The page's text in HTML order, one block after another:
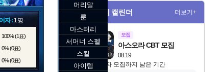
자 : 1명
100% (1표)
0% (0표)
0% (0표)
게임 캘린더 더보기+
모집
08.19
아스오라 CBT 모집
참가자 모집까지 남은 기간
머리말
룬
마스터리
서머너 스펠
스킬
아이템